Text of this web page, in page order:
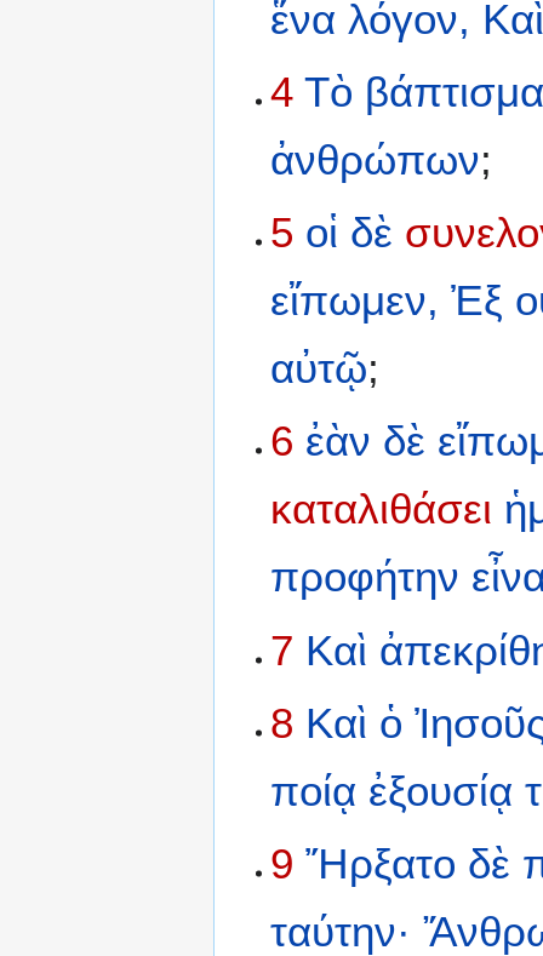
ἕνα λόγον,
4 Τὸ
ἀνθρώπων;
5 οἱ δὲ
εἴπωμεν, Ἐξ
αὐτῷ;
6 ἐὰν δὲ
καταλιθάσει
προφήτην
7 Καὶ
8 Καὶ ὁ
ποίᾳ ἐξουσίᾳ
9 Ἤρξατο δὲ
ταύτην·